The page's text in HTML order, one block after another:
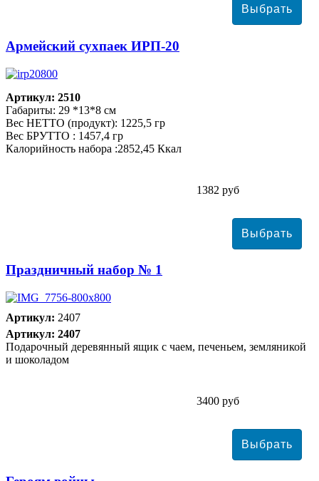
Армейский сухпаек ИРП-20
Артикул: 2510
Габариты: 29 *13*8 см
Вес НЕТТО (продукт): 1225,5 гр
Вес БРУТТО : 1457,4 гр
Калорийность набора :2852,45 Ккал
1382 руб
Праздничный набор № 1
Артикул: 2407
Артикул: 2407
Подарочный деревянный ящик с чаем, печеньем, земляникой
и шоколадом
3400 руб